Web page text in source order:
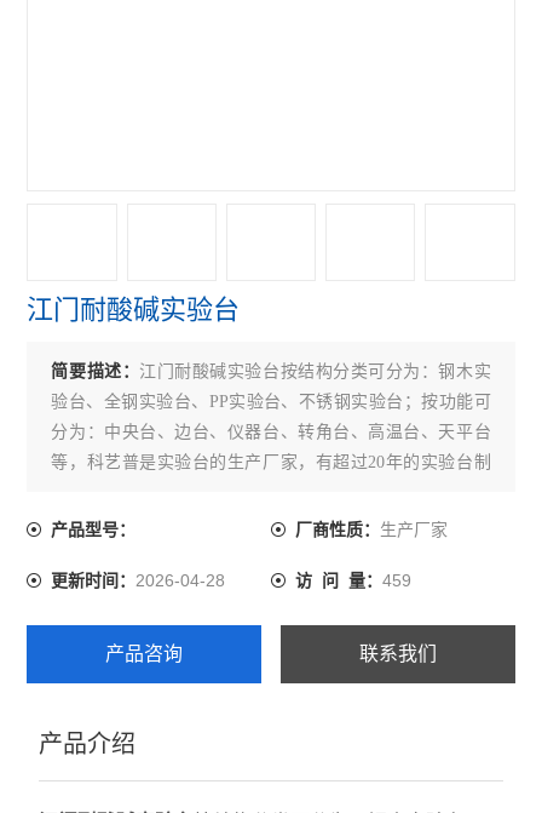
江门耐酸碱实验台
简要描述： 江门耐酸碱实验台按结构分类可分为：钢木实
验台、全钢实验台、PP实验台、不锈钢实验台；按功能可
分为：中央台、边台、仪器台、转角台、高温台、天平台
等，科艺普是实验台的生产厂家，有超过20年的实验台制
产品型号： 厂商性质： 生产厂家
更新时间：2026-04-28 访 问 量： 459
产品咨询 联系我们
产品介绍